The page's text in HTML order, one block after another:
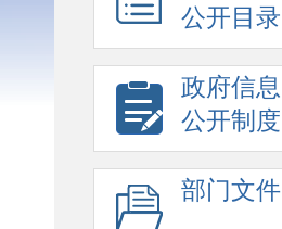
公开目录
政府信息
公开制度
部门文件